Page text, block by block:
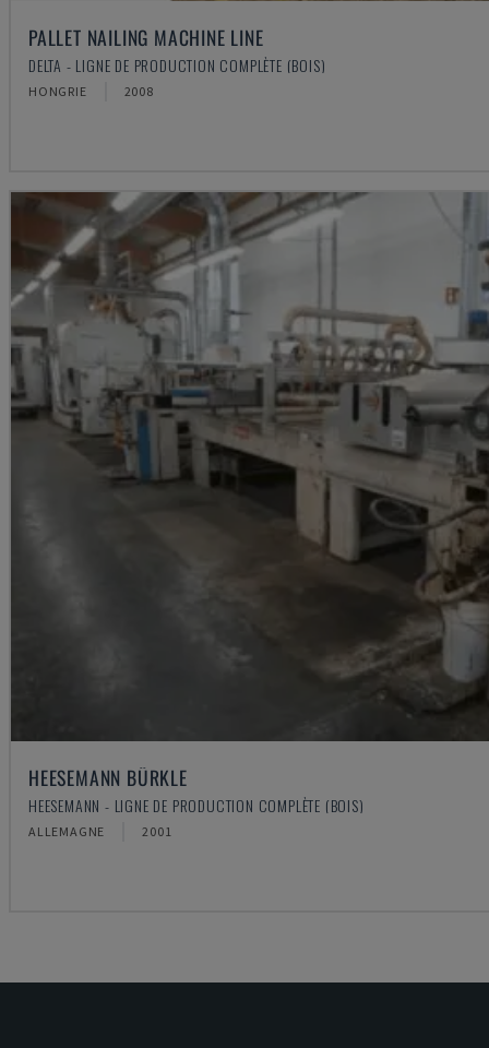
PALLET NAILING MACHINE LINE
DELTA - LIGNE DE PRODUCTION COMPLÈTE (BOIS)
HONGRIE 2008
HEESEMANN BÜRKLE
HEESEMANN - LIGNE DE PRODUCTION COMPLÈTE (BOIS)
ALLEMAGNE 2001